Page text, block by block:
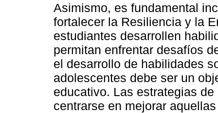
Asimismo, es fundamental
fortalecer la Resiliencia y la
estudiantes desarrollen
permitan enfrentar desafíos
el desarrollo de habilidades
adolescentes debe ser un
educativo. Las estrategias
centrarse en mejorar